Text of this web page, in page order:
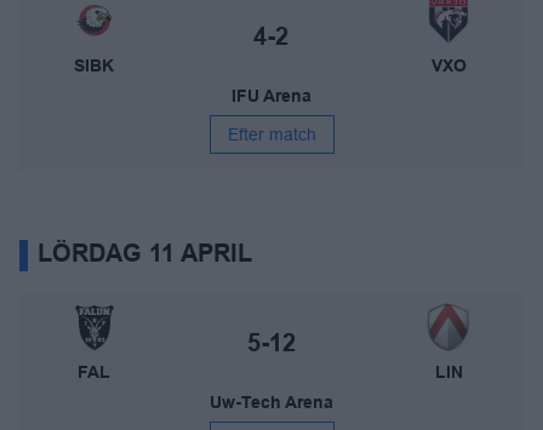
Storvreta IBK – Växjö Vipers
SIBK
Slutresultat:
4-2
VXO
IFU Arena
Efter match
LÖRDAG 11 APRIL
IBF Falun – Linköping IBK
FAL
Slutresultat:
5-12
LIN
Uw-Tech Arena